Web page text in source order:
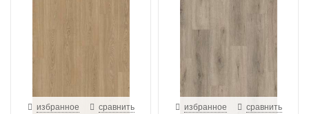
избранное сравнить избранное сравнить